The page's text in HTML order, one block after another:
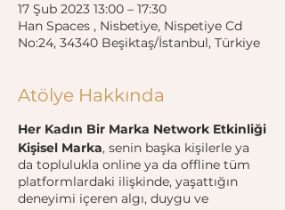
17 Şub 2023 13:00 – 17:30
Han Spaces , Nisbetiye, Nispetiye Cd
No:24, 34340 Beşiktaş/İstanbul, Türkiye
Atölye Hakkında
Her Kadın Bir Marka Network Etkinliği
Kişisel Marka, senin başka kişilerle ya
da toplulukla online ya da offline tüm
platformlardaki ilişkinde, yaşattığın
deneyimi içeren algı, duygu ve